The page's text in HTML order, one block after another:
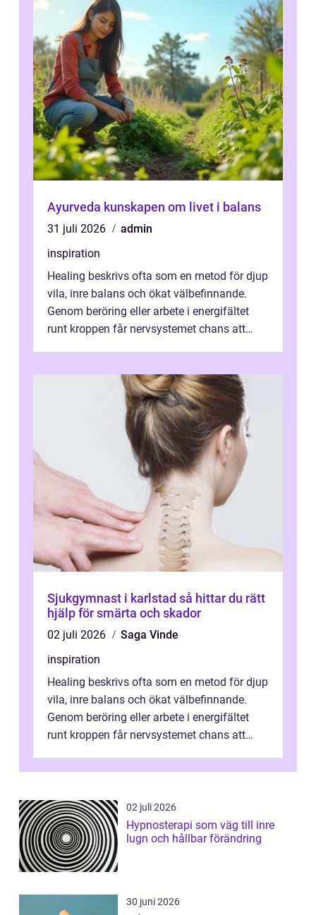
Ayurveda kunskapen om livet i balans
31 juli 2026
admin
inspiration
Healing beskrivs ofta som en metod för djup
vila, inre balans och ökat välbefinnande.
Genom beröring eller arbete i energifältet
runt kroppen får nervsystemet chans att
Sjukgymnast i karlstad så hittar du rätt
hjälp för smärta och skador
02 juli 2026
Saga Vinde
inspiration
Healing beskrivs ofta som en metod för djup
vila, inre balans och ökat välbefinnande.
Genom beröring eller arbete i energifältet
runt kroppen får nervsystemet chans att
02 juli 2026
Hypnosterapi som väg till inre
lugn och hållbar förändring
30 juni 2026